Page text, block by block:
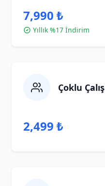
7,990 ₺
Yıllık %17 İndirim
Çoklu
2,499 ₺